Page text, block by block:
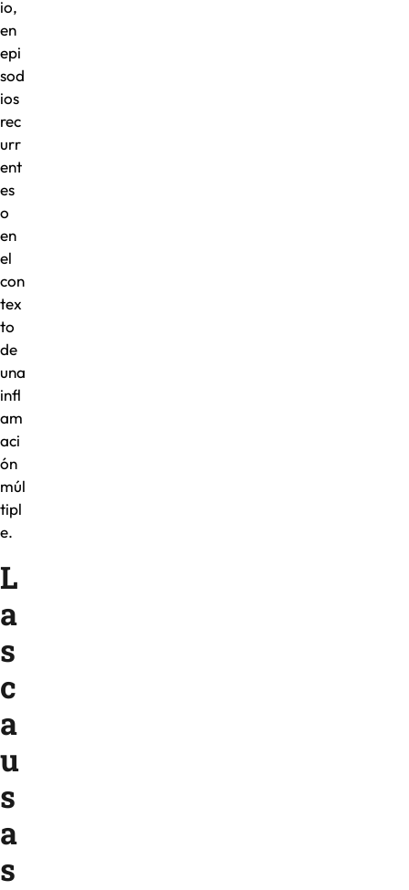
io,
en
epi
sod
ios
rec
urr
ent
es
o
en
el
con
tex
to
de
una
infl
am
aci
ón
múl
tipl
e.
L
a
s
c
a
u
s
a
s